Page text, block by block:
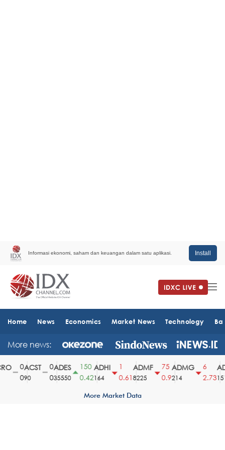
Informasi ekonomi, saham dan keuangan dalam satu aplikasi. Install
Home News Economics Market News Technology
More news:
ACST
90
ADES
35550
150
0.42
ADHI
164
0.61
ADMF
8225
75
0.9
ADMG
214
2.73
More Market Data